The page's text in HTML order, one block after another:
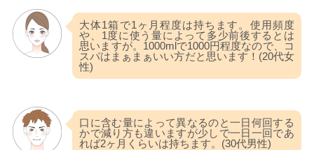
大体1箱で1ヶ月程度は持ちます。使用頻度
や、1度に使う量によって多少前後するとは
思いますが。1000mlで1000円程度なので、コ
スパはまぁまぁいい方だと思います！(20代女
性)
口に含む量によって異なるのと一日何回する
かで減り方も違いますが少しで一日一回であ
れば2ヶ月くらいは持ちます。(30代男性)